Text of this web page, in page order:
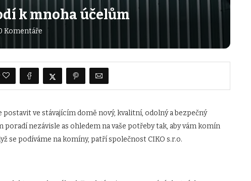
k mnoha účelům
Komentáře
ve stávajícím domě nový, kvalitní, odolný a bezpečný
nezávisle as ohledem na vaše potřeby tak, aby vám komín
se podíváme na komíny, patří společnost CIKO s.r.o.